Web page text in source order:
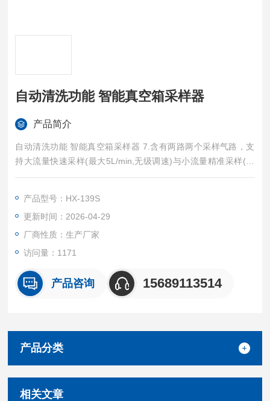
自动清洗功能 智能真空箱采样器
产品简介
自动清洗功能 智能真空箱采样器 7.含有两路两个采样气路，支
持大流量快速采样(最大5L/min,无级调速)与小流量精准采样(流
量设定范围:8-1000ml/min)。
8.采样方式:采样方式有“立即采样"、“定时采样"两种模式;9.采样
停止方式:“时间停止"、“压力停止"两种模式;
产品型号：HX-139S
更新时间：2026-04-29
厂商性质：生产厂家
访问量：1171
产品咨询 15689113514
产品分类
相关文章